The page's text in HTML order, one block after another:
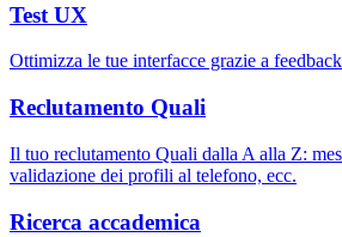
Test UX
Ottimizza le tue interfacce grazie a
Reclutamento Quali
Il tuo reclutamento Quali dalla A alla Z:
validazione dei profili al telefono, ecc.
Ricerca accademica